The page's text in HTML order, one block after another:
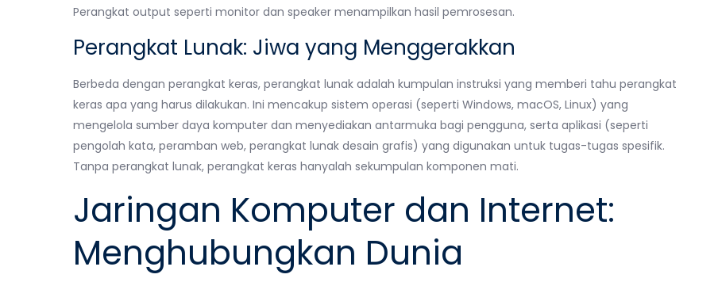
Perangkat output seperti monitor dan speaker menampilkan hasil pemrosesan.
Perangkat Lunak: Jiwa yang Menggerakkan
Berbeda dengan perangkat keras, perangkat lunak adalah kumpulan instruksi yang memberi tahu perangkat
keras apa yang harus dilakukan. Ini mencakup sistem operasi (seperti Windows, macOS, Linux) yang
mengelola sumber daya komputer dan menyediakan antarmuka bagi pengguna, serta aplikasi (seperti
pengolah kata, peramban web, perangkat lunak desain grafis) yang digunakan untuk tugas-tugas spesifik.
Tanpa perangkat lunak, perangkat keras hanyalah sekumpulan komponen mati.
Jaringan Komputer dan Internet:
Menghubungkan Dunia